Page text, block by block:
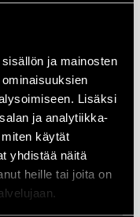
ja mainosten
Lisäksi
ja analytiikka-
käytät
yhdistää näitä
heille tai joita on
A-86898 5-osainen
pistosahanteräsarja
10,50€
Lisää ostoskoriin